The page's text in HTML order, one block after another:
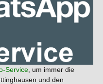
Service , um immer die
und den